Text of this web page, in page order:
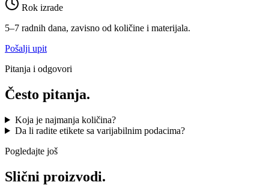
Rok izrade
5–7 radnih dana, zavisno od količine i materijala.
Pošalji upit
Pitanja i odgovori
Često pitanja.
Koja je najmanja količina?
Da li radite etikete sa varijabilnim podacima?
Pogledajte još
Slični proizvodi.